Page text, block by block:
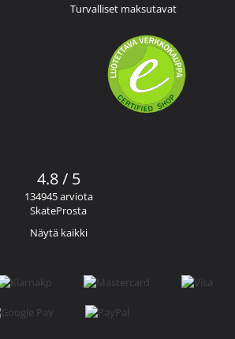
Turvalliset maksutavat
4.8 / 5
134945 arviota
SkateProsta
Näytä kaikki